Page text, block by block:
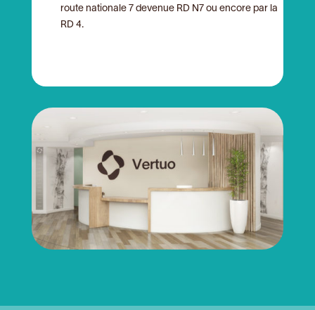
route nationale 7 devenue RD N7 ou encore par la
RD 4.